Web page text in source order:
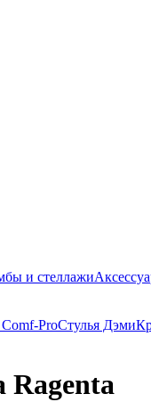
и стеллажи
ProСтулья Дэми
Ragenta